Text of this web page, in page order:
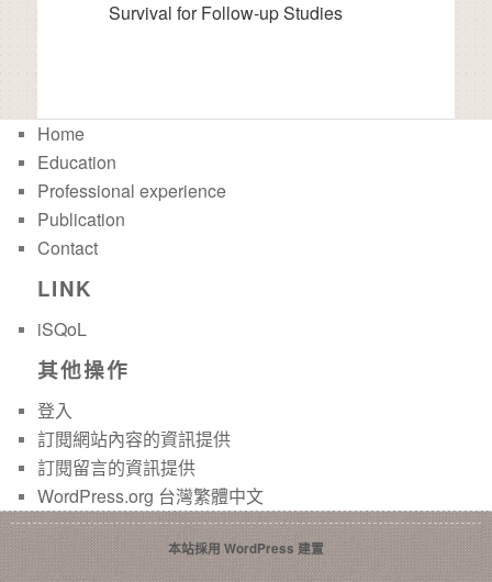
Survival for Follow-up Studies
Home
Education
Professional experience
Publication
Contact
LINK
iSQoL
其他操作
登入
訂閱網站內容的資訊提供
訂閱留言的資訊提供
WordPress.org 台灣繁體中文
本站採用 WordPress 建置